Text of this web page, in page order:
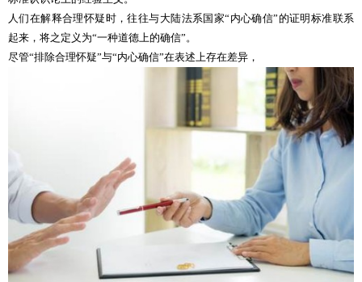
人们在解释合理怀疑时，往往与大陆法系国家“内心确信”的证明标准联系
起来，将之定义为“一种道德上的确信”。
尽管“排除合理怀疑”与“内心确信”在表述上存在差异，